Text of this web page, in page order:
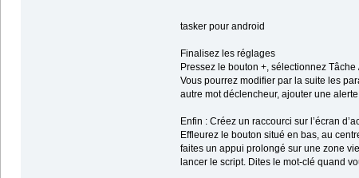
tasker pour android
Finalisez les réglages
Pressez le bouton +, sélectionnez
Vous pourrez modifier par la suite les
autre mot déclencheur, ajouter une
Enfin : Créez un raccourci sur l’écran
Effleurez le bouton situé en bas, au
faites un appui prolongé sur une zone
lancer le script. Dites le mot-clé quand